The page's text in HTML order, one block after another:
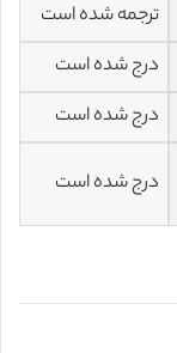
ترجمه شده است
درج شده است
درج شده است
درج شده است